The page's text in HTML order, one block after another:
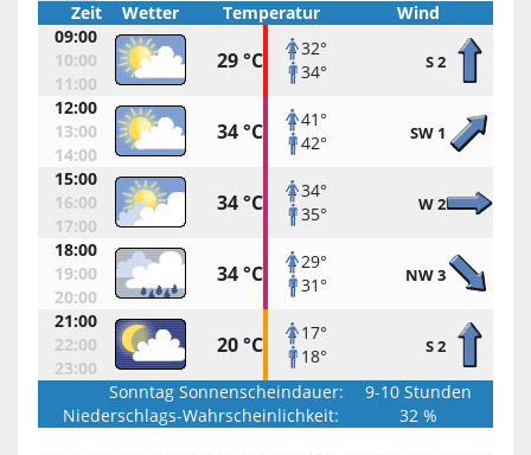
Zeit Wetter Temperatur
Wind
09:00
10:00
11:00
29 °C
32°
34°
S 2
12:00
13:00
14:00
34 °C
41°
42°
SW 1
15:00
16:00
17:00
34 °C
34°
35°
W 2
18:00
19:00
20:00
34 °C
29°
31°
NW 3
21:00
22:00
23:00
20 °C
17°
18°
S 2
Sonntag Sonnenscheindauer:
9-10 Stunden
Niederschlags-Wahrscheinlichkeit:
32 %